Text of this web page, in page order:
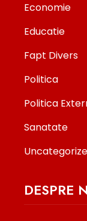
Economie
Educatie
Fapt Divers
Politica
Politica
Sanatate
DESPRE